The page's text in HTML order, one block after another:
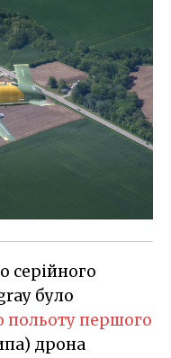
серійного
було
польоту першого
дрона